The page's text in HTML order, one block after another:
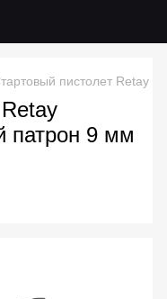
пистолет Retay
патрон 9 мм